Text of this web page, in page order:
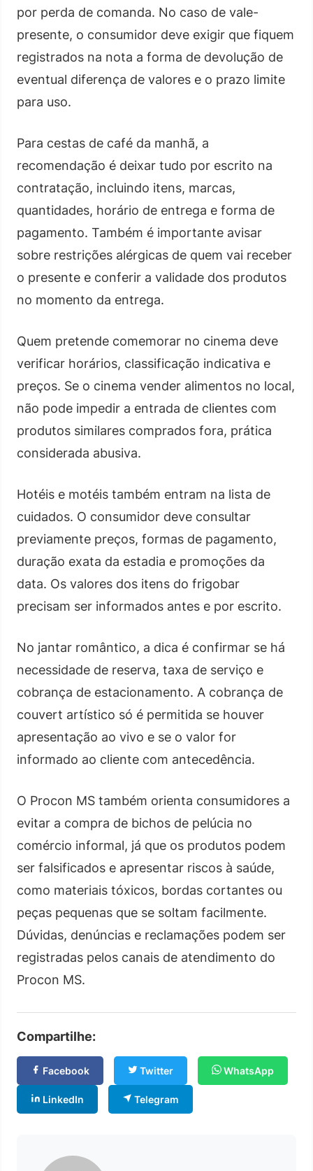
por perda de comanda. No caso de vale-
presente, o consumidor deve exigir que fiquem
registrados na nota a forma de devolução de
eventual diferença de valores e o prazo limite
para uso.
Para cestas de café da manhã, a
recomendação é deixar tudo por escrito na
contratação, incluindo itens, marcas,
quantidades, horário de entrega e forma de
pagamento. Também é importante avisar
sobre restrições alérgicas de quem vai receber
o presente e conferir a validade dos produtos
no momento da entrega.
Quem pretende comemorar no cinema deve
verificar horários, classificação indicativa e
preços. Se o cinema vender alimentos no local,
não pode impedir a entrada de clientes com
produtos similares comprados fora, prática
considerada abusiva.
Hotéis e motéis também entram na lista de
cuidados. O consumidor deve consultar
previamente preços, formas de pagamento,
duração exata da estadia e promoções da
data. Os valores dos itens do frigobar
precisam ser informados antes e por escrito.
No jantar romântico, a dica é confirmar se há
necessidade de reserva, taxa de serviço e
cobrança de estacionamento. A cobrança de
couvert artístico só é permitida se houver
apresentação ao vivo e se o valor for
informado ao cliente com antecedência.
O Procon MS também orienta consumidores a
evitar a compra de bichos de pelúcia no
comércio informal, já que os produtos podem
ser falsificados e apresentar riscos à saúde,
como materiais tóxicos, bordas cortantes ou
peças pequenas que se soltam facilmente.
Dúvidas, denúncias e reclamações podem ser
registradas pelos canais de atendimento do
Procon MS.
Compartilhe:
Facebook Twitter WhatsApp
LinkedIn Telegram